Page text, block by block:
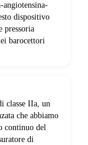
angiotensina-
dispositivo
pressoria
barocettori
classe IIa, un
che abbiamo
continuo del
di